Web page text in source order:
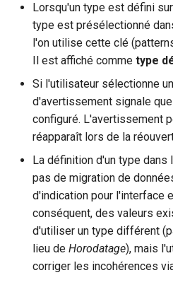
Lorsqu'un type est défini
type est présélectionné
l'on utilise cette clé
Il est affiché comme type
Si l'utilisateur sélectionne
d'avertissement signale
configuré. L'avertissement
réapparaît lors de la
La définition d'un type dans
pas de migration de
d'indication pour l'interface
conséquent, des valeurs
d'utiliser un type différent
lieu de Horodatage), mais
corriger les incohérences